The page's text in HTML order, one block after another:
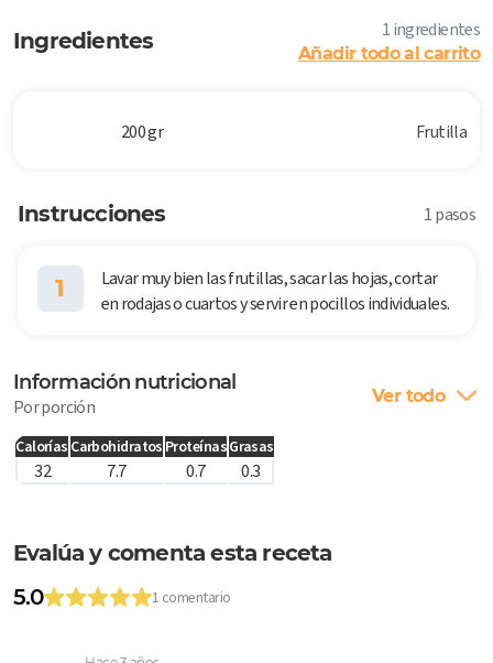
Ingredientes 1 ingredientes
Añadir todo al carrito
200 gr Frutilla
Instrucciones 1 pasos
1
Lavar muy bien las frutillas, sacar las hojas, cortar
en rodajas o cuartos y servir en pocillos individuales.
Información nutricional
Por porción Ver todo
Calorías Carbohidratos ProteínasGrasas
32 7.7 0.7 0.3
Evalúa y comenta esta receta
5.0
1 comentario